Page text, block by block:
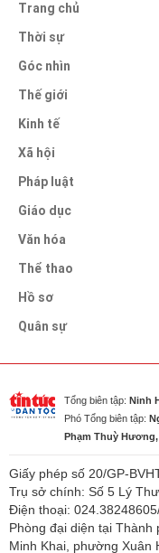
Trang chủ
Thời sự
Góc nhìn
Thế giới
Kinh tế
Xã hội
Pháp luật
Giáo dục
Văn hóa
Thể thao
Hồ sơ
Quân sự
Tổng biên tập: Ninh
Phó Tổng biên tập:
Phạm Thuỳ
Giấy phép số 20/GP-
Trụ sở chính: Số 5 Lý
Điện thoại:
Phòng đại diện tại Thành
Minh Khai, phường Xuân